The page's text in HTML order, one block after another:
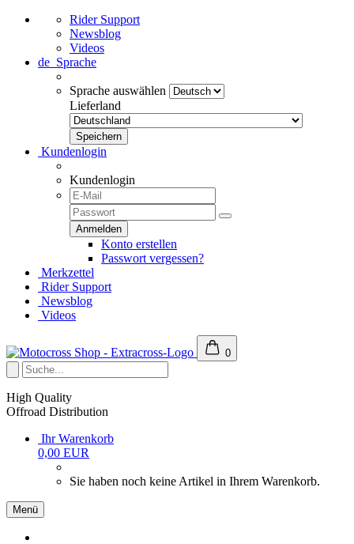
Rider Support
Newsblog
Videos
de Sprache
Sprache auswählen
Lieferland
Kundenlogin
Kundenlogin
Konto erstellen
Passwort vergessen?
Merkzettel
Rider Support
Newsblog
Videos
0
High Quality
Offroad Distribution
Ihr Warenkorb
0,00 EUR
Sie haben noch keine Artikel in Ihrem Warenkorb.
Menü